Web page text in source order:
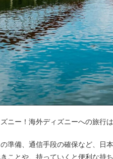
ニー！海外ディズニーへの旅行
準備、通信手段の確保など、
ことや、持っていくと便利な持ち